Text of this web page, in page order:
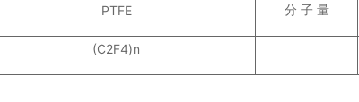
PTFE 分 子 量
(C2F4)n